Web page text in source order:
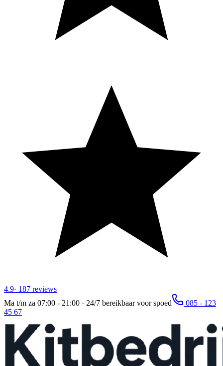
4.9· 187 reviews
Ma t/m za 07:00 - 21:00 · 24/7 bereikbaar voor spoed
085 - 123
45 67